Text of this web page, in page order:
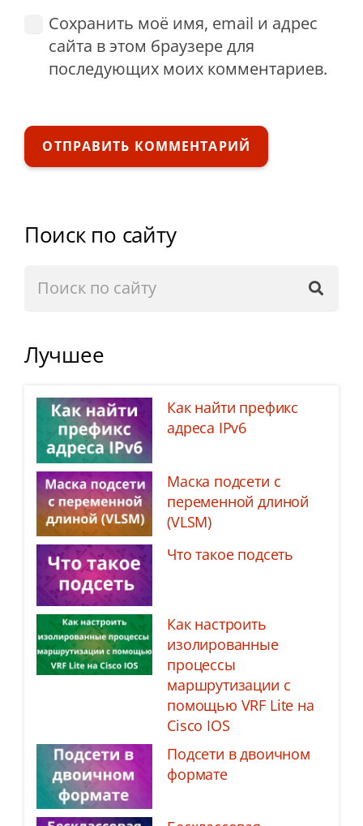
Сохранить моё имя, email и адрес
сайта в этом браузере для
последующих моих комментариев.
ОТПРАВИТЬ КОММЕНТАРИЙ
Поиск по сайту
Лучшее
Как найти префикс
адреса IPv6
Маска подсети с
переменной длиной
(VLSM)
Что такое подсеть
Как настроить
изолированные
процессы
маршрутизации с
помощью VRF Lite на
Cisco IOS
Подсети в двоичном
формате